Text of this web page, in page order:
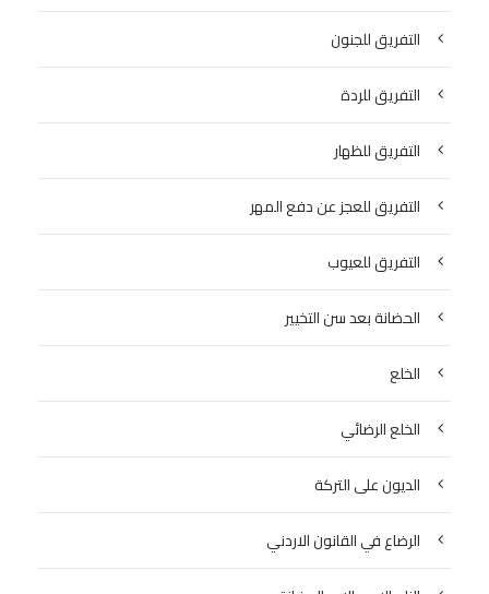
التفريق للجنون
التفريق للردة
التفريق للظهار
التفريق للعجز عن دفع المهر
التفريق للعيوب
الحضانة بعد سن التخيير
الخلع
الخلع الرضائي
الديون على التركة
الرضاع في القانون الاردني